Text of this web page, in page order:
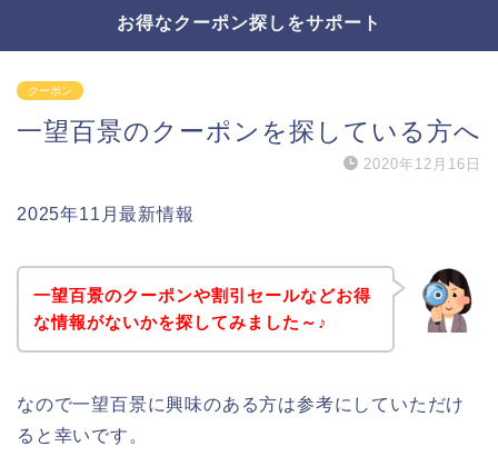
お得なクーポン探しをサポート
クーポン
一望百景のクーポンを探している方へ
2020年12月16日
2025年11月最新情報
一望百景のクーポンや割引セールなどお得
な情報がないかを探してみました～♪
なので一望百景に興味のある方は参考にしていただけ
ると幸いです。